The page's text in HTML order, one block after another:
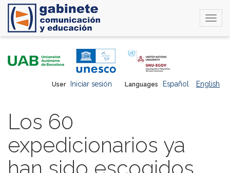
Languages Español English
User Iniciar sesión
Los 60
expedicionarios ya